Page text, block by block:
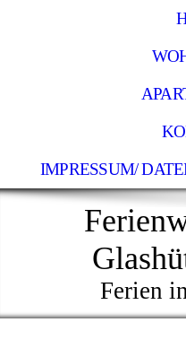
IMPRESSUM/
Ferien